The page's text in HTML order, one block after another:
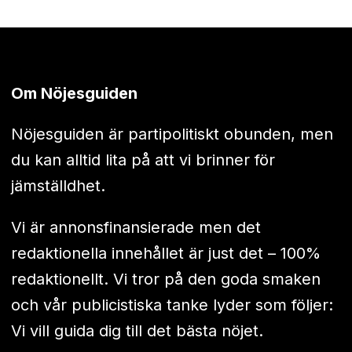
Om Nöjesguiden
Nöjesguiden är partipolitiskt obunden, men
du kan alltid lita på att vi brinner för
jämställdhet.
Vi är annonsfinansierade men det
redaktionella innehållet är just det – 100%
redaktionellt. Vi tror på den goda smaken
och vår publicistiska tanke lyder som följer:
Vi vill guida dig till det bästa nöjet.